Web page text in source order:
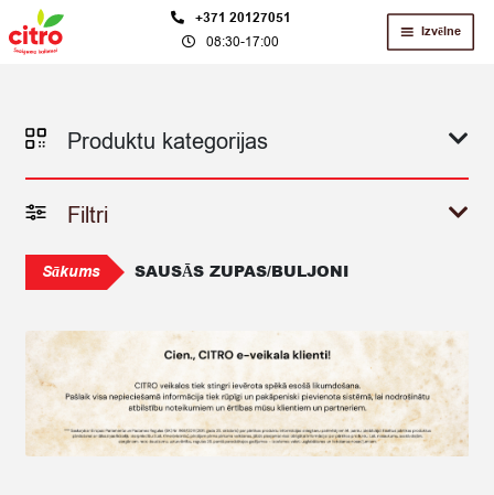
Skip
to
Skip
to
+371 20127051
08:30-17:00
Izvēlne
Produktu kategorijas
Filtri
Sākums SAUSĀS ZUPAS/BULJONI